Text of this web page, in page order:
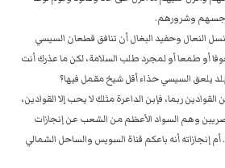
رجسهم وشرورهم.
النعال وحفيد البغال أن تنافق قطعان السيسي
خوفا أو طمعا أو لمجرد طلب السلامة، لكن ما عذرك أنت
يلعق السيسي حذاء أقل شيخ مقمل فيها؟
ربما، فإبن الداعرة مثلك لا يحب إلا القوادين،
وهم السواد الأعظم من الشعب عن إنجازات
إنجازاته أنه باعكم قناة السويس والساحل الشمالي